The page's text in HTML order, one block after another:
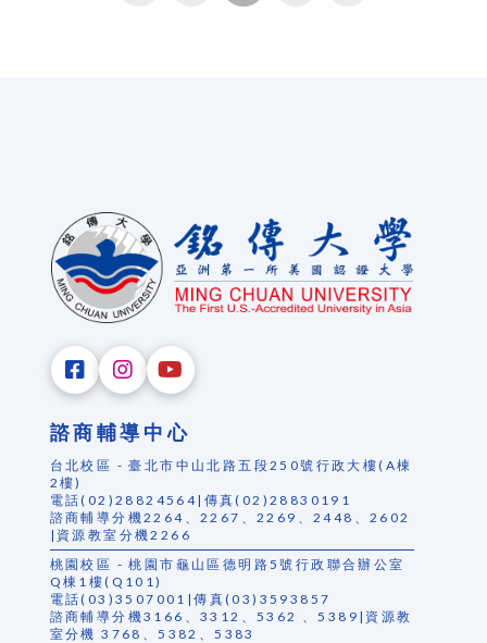
諮商輔導中心
台北校區 - 臺北市中山北路五段250號行政大樓(A棟
2樓)
電話(02)28824564|傳真(02)28830191
諮商輔導分機2264、2267、2269、2448、2602
|資源教室分機2266
桃園校區 - 桃園市龜山區德明路5號行政聯合辦公室
Q棟1樓(Q101)
電話(03)3507001|傳真(03)3593857
諮商輔導分機3166、3312、5362 、5389|資源教
室分機 3768、5382、5383